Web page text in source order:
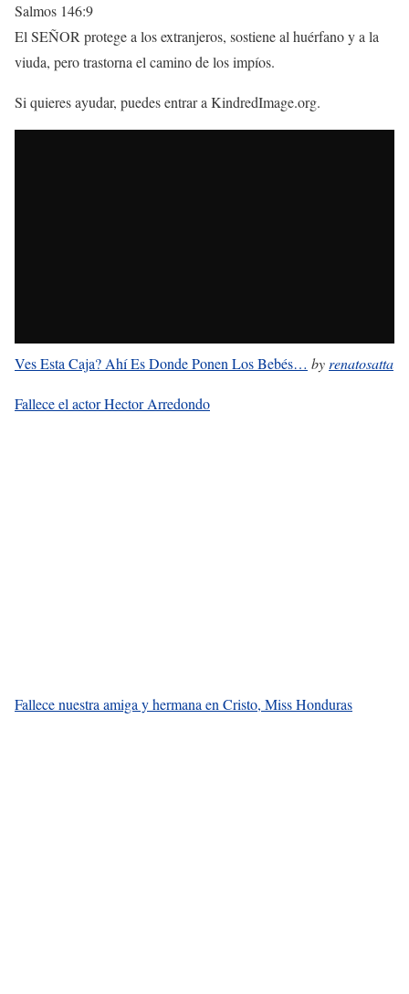
Salmos 146:9
El SEÑOR protege a los extranjeros, sostiene al huérfano y a la
viuda, pero trastorna el camino de los impíos.
Si quieres ayudar, puedes entrar a KindredImage.org.
Ves Esta Caja? Ahí Es Donde Ponen Los Bebés… by renatosatta
Fallece el actor Hector Arredondo
Fallece nuestra amiga y hermana en Cristo, Miss Honduras